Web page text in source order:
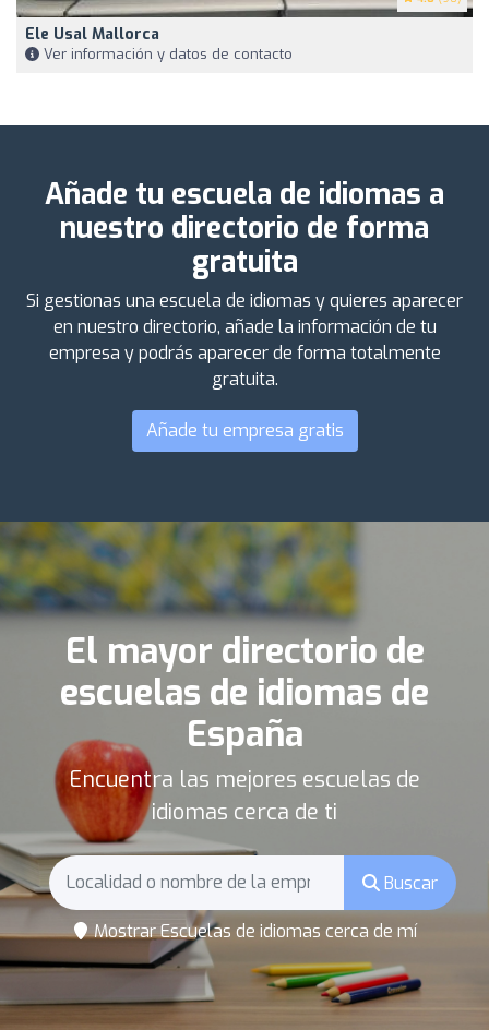
Ele Usal Mallorca
Ver información y datos de contacto
Añade tu escuela de idiomas a
nuestro directorio de forma
gratuita
Si gestionas una escuela de idiomas y quieres aparecer
en nuestro directorio, añade la información de tu
empresa y podrás aparecer de forma totalmente
gratuita.
Añade tu empresa gratis
El mayor directorio de
escuelas de idiomas de
España
Encuentra las mejores escuelas de
idiomas cerca de ti
Buscar
Mostrar Escuelas de idiomas cerca de mí